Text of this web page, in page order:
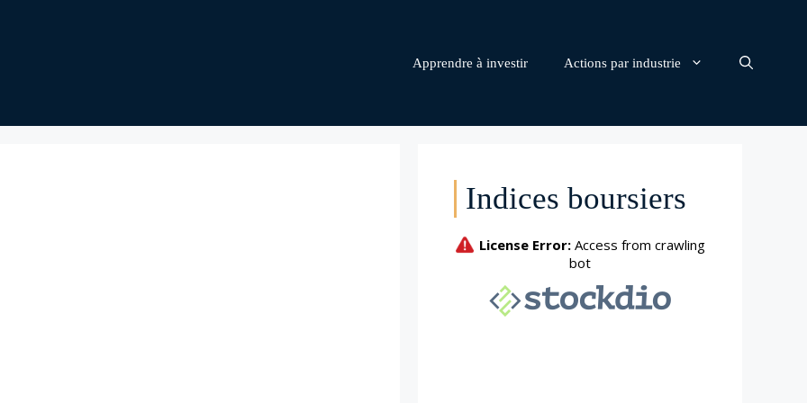
Apprendre à investir Actions par industrie
Indices boursiers